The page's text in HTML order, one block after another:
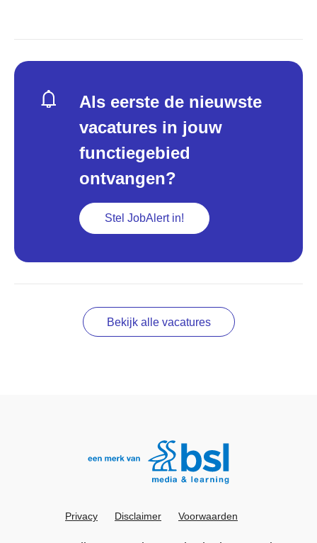
Als eerste de nieuwste
vacatures in jouw
functiegebied
ontvangen?
Stel JobAlert in!
Bekijk alle vacatures
Privacy Disclaimer Voorwaarden